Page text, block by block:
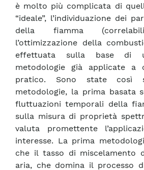
è molto più complicata di
“ideale”, l’individuazione dei
della fiamma
l’ottimizzazione della
effettuata sulla base di
metodologie già applicate a
pratico. Sono state così
metodologie, la prima basata
fluttuazioni temporali della
sulla misura di proprietà
valuta promettente
interesse. La prima
che il tasso di miscelamento
aria, che domina il processo